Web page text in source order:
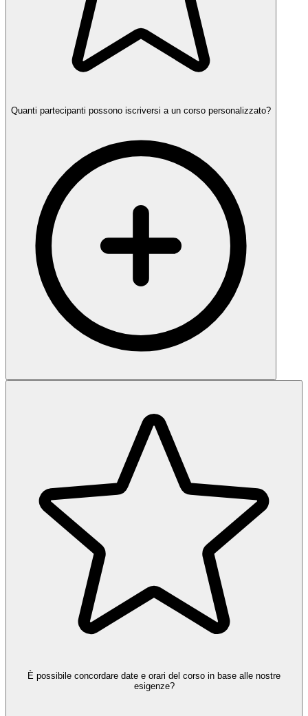
Quanti partecipanti possono iscriversi a un corso personalizzato?
È possibile concordare date e orari del corso in base alle nostre
esigenze?